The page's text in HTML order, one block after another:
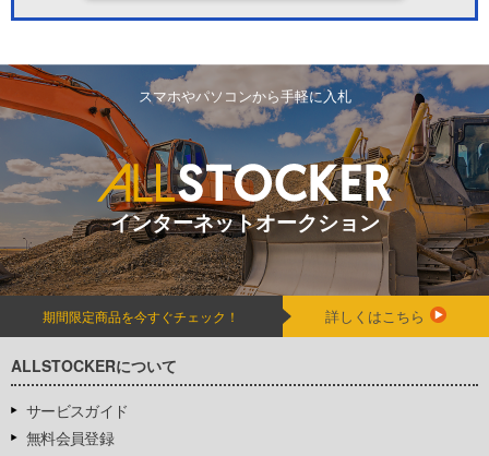
スマホやパソコンから手軽に入札
インターネットオークション
期間限定商品を今すぐチェック！ 詳しくはこちら
ALLSTOCKERについて
サービスガイド
無料会員登録